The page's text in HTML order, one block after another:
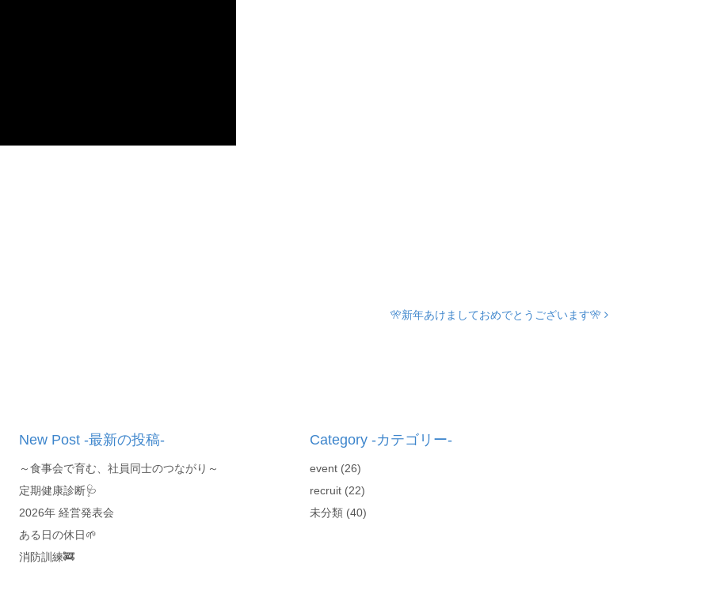
🎌新年あけましておめでとうございます🎌
New Post -最新の投稿-
～食事会で育む、社員同士のつながり～
定期健康診断🩺
2026年 経営発表会
ある日の休日🌱
消防訓練🚒
Category -カテゴリー-
event(26)
recruit(22)
未分類(40)